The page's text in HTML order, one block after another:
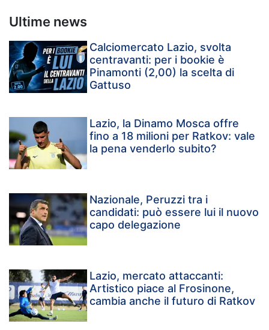
Ultime news
Calciomercato Lazio, svolta
centravanti: per i bookie è
Pinamonti (2,00) la scelta di
Gattuso
Lazio, la Dinamo Mosca offre
fino a 18 milioni per Ratkov: vale
la pena venderlo subito?
Nazionale, Peruzzi tra i
candidati: può essere lui il nuovo
capo delegazione
Lazio, mercato attaccanti:
Artistico piace al Frosinone,
cambia anche il futuro di Ratkov